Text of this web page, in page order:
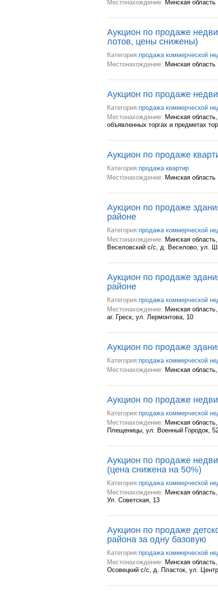
Местонахождение: Минская область
Аукцион по продаже
лотов, цены снижены)
Категория:продажа коммерческой
Местонахождение: Минская область
Аукцион по продаже
Категория:продажа коммерческой
Местонахождение: Минская
объявленных торгах и предметах
Аукцион по продаже
Категория:продажа квартир
Местонахождение: Минская область
Аукцион по продаже
районе
Категория:продажа коммерческой
Местонахождение: Минская
Веселовский с/с, д. Веселово, ул.
Аукцион по продаже
районе
Категория:продажа коммерческой
Местонахождение: Минская
аг. Греск, ул. Лермонтова, 10
Аукцион по продаже
Категория:продажа коммерческой
Местонахождение: Минская
Аукцион по продаже
Категория:продажа коммерческой
Местонахождение: Минская
Плещеницы, ул. Военный Городок,
Аукцион по продаже
(цена снижена на 50%)
Категория:продажа коммерческой
Местонахождение: Минская
Ул. Советская, 13
Аукцион по продаже
района за одну базовую
Категория:продажа коммерческой
Местонахождение: Минская
Осовецкий с/с, д. Пласток, ул.